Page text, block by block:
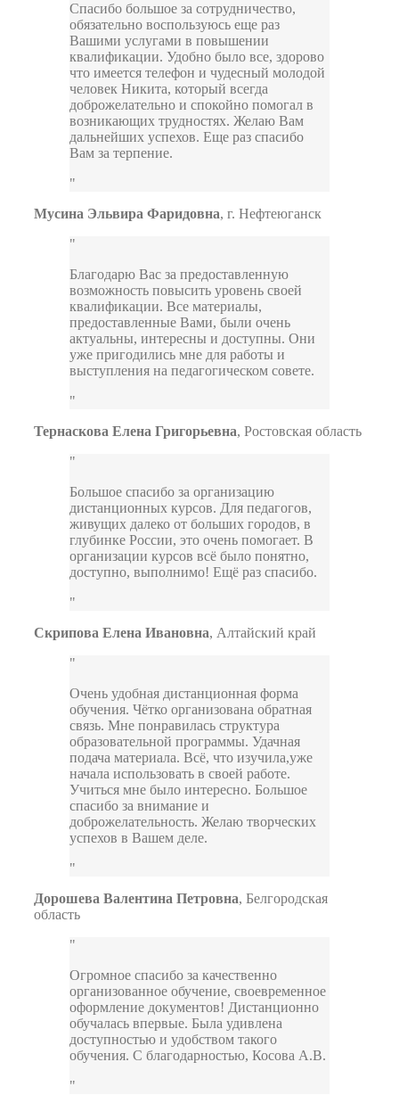
Спасибо большое за сотрудничество,
обязательно воспользуюсь еще раз
Вашими услугами в повышении
квалификации. Удобно было все, здорово
что имеется телефон и чудесный молодой
человек Никита, который всегда
доброжелательно и спокойно помогал в
возникающих трудностях. Желаю Вам
дальнейших успехов. Еще раз спасибо
Вам за терпение.
Мусина Эльвира Фаридовна, г. Нефтеюганск
Благодарю Вас за предоставленную
возможность повысить уровень своей
квалификации. Все материалы,
предоставленные Вами, были очень
актуальны, интересны и доступны. Они
уже пригодились мне для работы и
выступления на педагогическом совете.
Тернаскова Елена Григорьевна, Ростовская область
Большое спасибо за организацию
дистанционных курсов. Для педагогов,
живущих далеко от больших городов, в
глубинке России, это очень помогает. В
организации курсов всё было понятно,
доступно, выполнимо! Ещё раз спасибо.
Скрипова Елена Ивановна, Алтайский край
Очень удобная дистанционная форма
обучения. Чётко организована обратная
связь. Мне понравилась структура
образовательной программы. Удачная
подача материала. Всё, что изучила,уже
начала использовать в своей работе.
Учиться мне было интересно. Большое
спасибо за внимание и
доброжелательность. Желаю творческих
успехов в Вашем деле.
Дорошева Валентина Петровна, Белгородская
область
Огромное спасибо за качественно
организованное обучение, своевременное
оформление документов! Дистанционно
обучалась впервые. Была удивлена
доступностью и удобством такого
обучения. С благодарностью, Косова А.В.